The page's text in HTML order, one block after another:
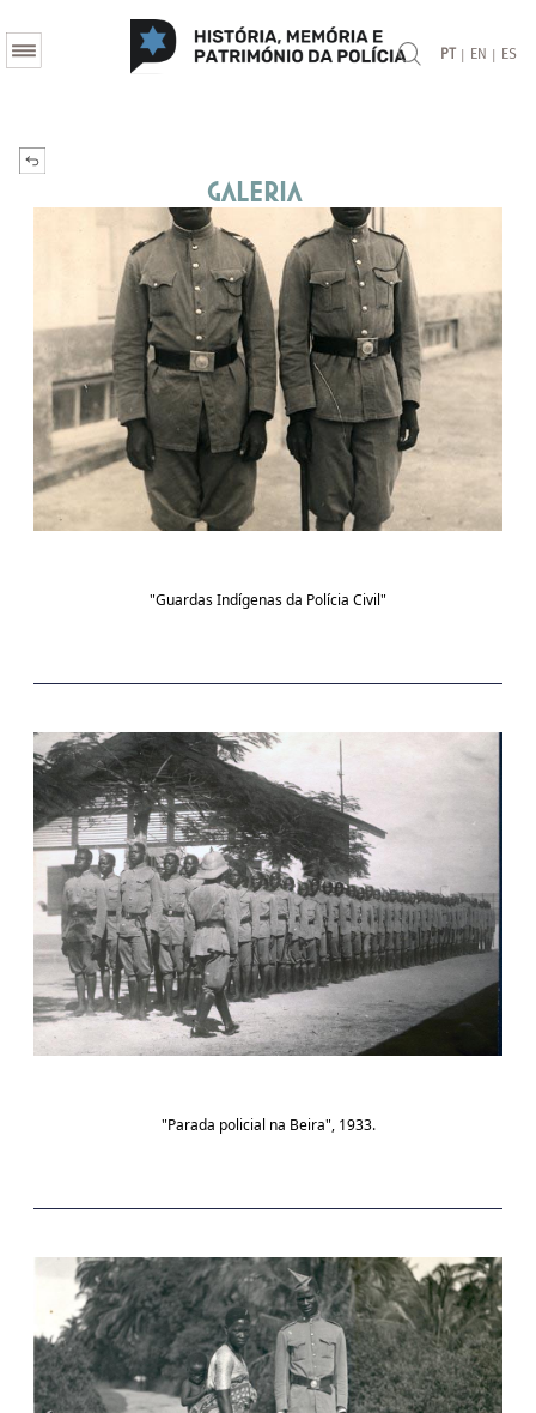
PT | EN | ES
Galeria
"Guardas Indígenas da Polícia Civil"
"Parada policial na Beira", 1933.